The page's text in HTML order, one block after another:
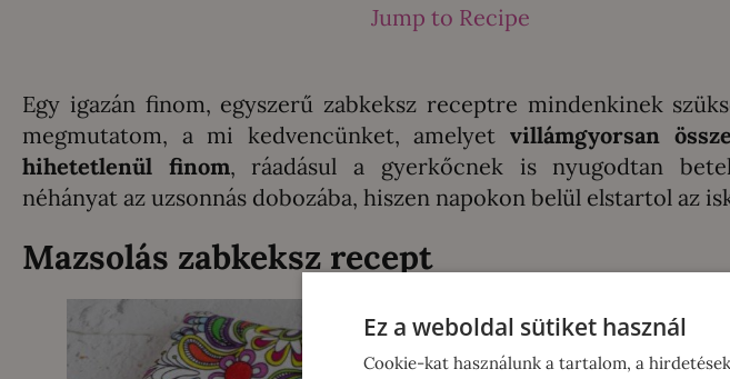
Jump to Recipe
Egy igazán finom, egyszerű zabkeksz receptre mindenkinek
megmutatom, a mi kedvencünket, amelyet villámgyorsan
hihetetlenül finom, ráadásul a gyerkőcnek is nyugodtan
néhányat az uzsonnás dobozába, hiszen napokon belül elstartol az
Mazsolás zabkeksz recept
Ez a weboldal sütiket használ
Cookie-kat használunk a tartalom, a